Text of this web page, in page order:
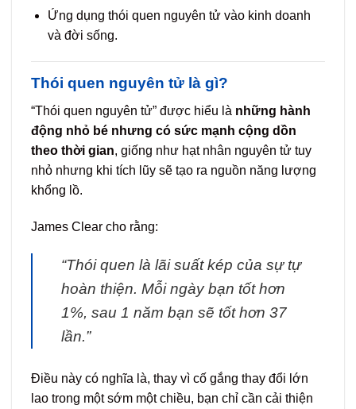
Ứng dụng thói quen nguyên tử vào kinh doanh
và đời sống.
Thói quen nguyên tử là gì?
“Thói quen nguyên tử” được hiểu là những hành
động nhỏ bé nhưng có sức mạnh cộng dồn
theo thời gian, giống như hạt nhân nguyên tử tuy
nhỏ nhưng khi tích lũy sẽ tạo ra nguồn năng lượng
khổng lồ.
James Clear cho rằng:
“Thói quen là lãi suất kép của sự tự
hoàn thiện. Mỗi ngày bạn tốt hơn
1%, sau 1 năm bạn sẽ tốt hơn 37
lần.”
Điều này có nghĩa là, thay vì cố gắng thay đổi lớn
lao trong một sớm một chiều, bạn chỉ cần cải thiện